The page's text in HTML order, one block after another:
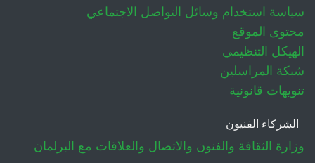
سياسة استخدام وسائل التواصل الاجتماعي
محتوى الموقع
الهيكل التنظيمي
شبكة المراسلين
تنويهات قانونية
الشركاء الفنيون
وزارة الثقافة والفنون والاتصال والعلاقات مع البرلمان